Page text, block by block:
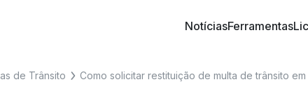
Blog e conheça todos os nossos artigos | DOK
dentro de artigos sobre o trânsito brasileiro!
NotíciasFerramentas
de Trânsito Como solicitar restituição de multa de trânsito em